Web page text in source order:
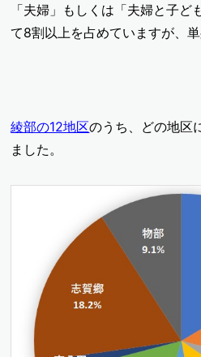
「夫婦」もしくは「夫婦と子ど
て8割以上を占めていますが、単
綾部の12地区のうち、どの地区
ました。